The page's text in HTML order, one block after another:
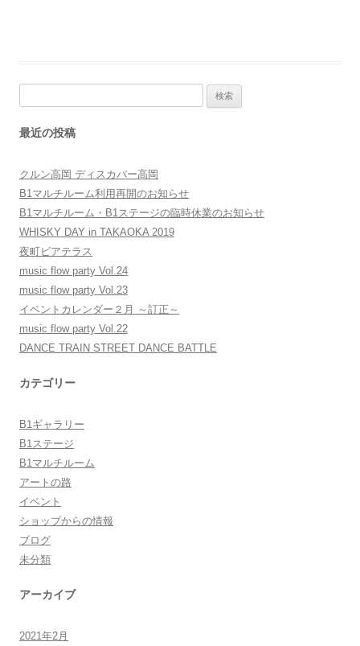
最近の投稿
クルン高岡 ディスカバー高岡
B1マルチルーム利用再開のお知らせ
B1マルチルーム・B1ステージの臨時休業のお知らせ
WHISKY DAY in TAKAOKA 2019
夜町ビアテラス
music flow party Vol.24
music flow party Vol.23
イベントカレンダー２月 ～訂正～
music flow party Vol.22
DANCE TRAIN STREET DANCE BATTLE
カテゴリー
B1ギャラリー
B1ステージ
B1マルチルーム
アートの路
イベント
ショップからの情報
ブログ
未分類
アーカイブ
2021年2月